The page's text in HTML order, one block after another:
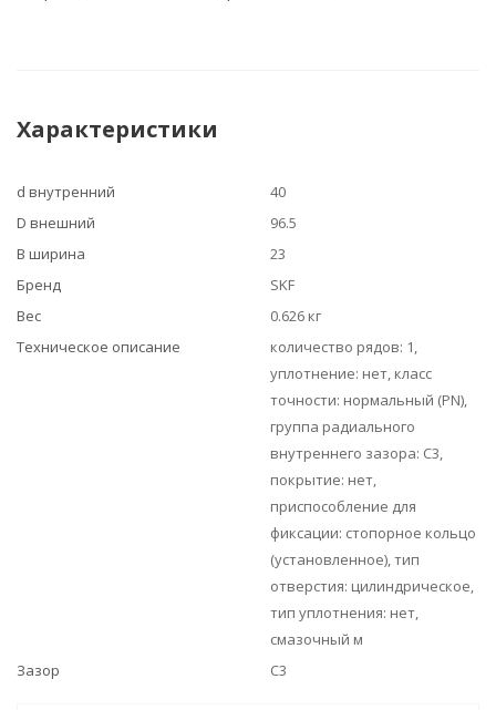
Характеристики
d внутренний
40
D внешний
96.5
B ширина
23
Бренд
SKF
Вес
0.626 кг
Техническое описание
количество рядов: 1,
уплотнение: нет, класс
точности: нормальный (PN),
группа радиального
внутреннего зазора: C3,
покрытие: нет,
приспособление для
фиксации: стопорное кольцо
(установленное), тип
отверстия: цилиндрическое,
тип уплотнения: нет,
смазочный м
Зазор
C3